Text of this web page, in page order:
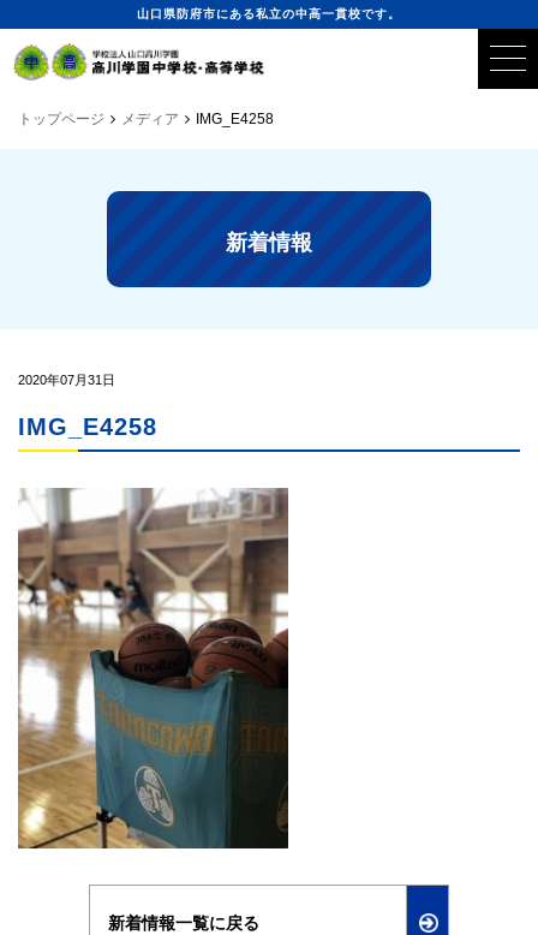
山口県防府市にある私立の中高一貫校です。
トップページ メディア IMG_E4258
新着情報
2020年07月31日
IMG_E4258
新着情報一覧に戻る